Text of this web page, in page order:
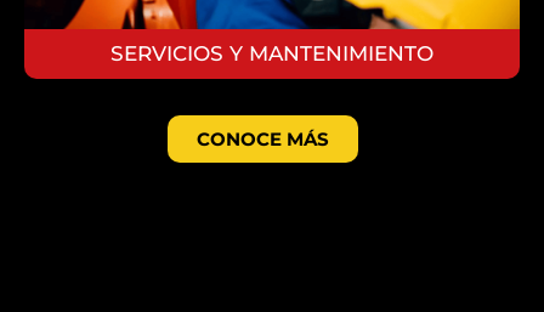
SERVICIOS Y MANTENIMIENTO
CONOCE MÁS